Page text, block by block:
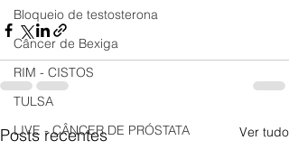
Bloqueio de testosterona
Câncer de Bexiga
RIM - CISTOS
TULSA
LIVE - CÂNCER DE PRÓSTATA
Posts recentes Ver tudo